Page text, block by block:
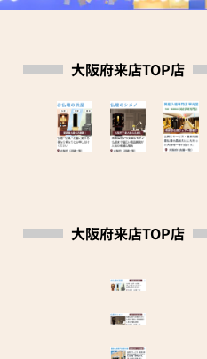
大阪府来店TOP店
大阪府来店TOP店